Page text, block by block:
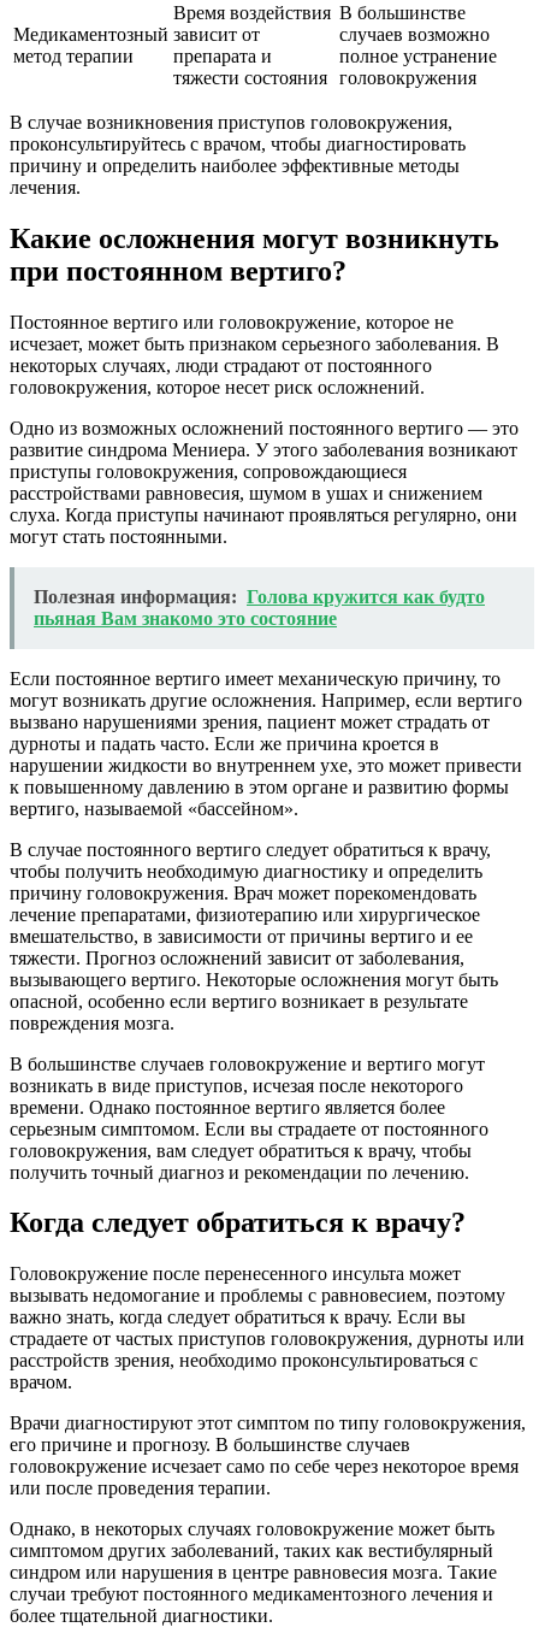
Медикаментозный
метод терапии
Время воздействия
зависит от
препарата и
тяжести состояния
В большинстве
случаев возможно
полное устранение
головокружения
В случае возникновения приступов головокружения,
проконсультируйтесь с врачом, чтобы диагностировать
причину и определить наиболее эффективные методы
лечения.
Какие осложнения могут возникнуть
при постоянном вертиго?
Постоянное вертиго или головокружение, которое не
исчезает, может быть признаком серьезного заболевания. В
некоторых случаях, люди страдают от постоянного
головокружения, которое несет риск осложнений.
Одно из возможных осложнений постоянного вертиго — это
развитие синдрома Мениера. У этого заболевания возникают
приступы головокружения, сопровождающиеся
расстройствами равновесия, шумом в ушах и снижением
слуха. Когда приступы начинают проявляться регулярно, они
могут стать постоянными.
Полезная информация: Голова кружится как будто
пьяная Вам знакомо это состояние
Если постоянное вертиго имеет механическую причину, то
могут возникать другие осложнения. Например, если вертиго
вызвано нарушениями зрения, пациент может страдать от
дурноты и падать часто. Если же причина кроется в
нарушении жидкости во внутреннем ухе, это может привести
к повышенному давлению в этом органе и развитию формы
вертиго, называемой «бассейном».
В случае постоянного вертиго следует обратиться к врачу,
чтобы получить необходимую диагностику и определить
причину головокружения. Врач может порекомендовать
лечение препаратами, физиотерапию или хирургическое
вмешательство, в зависимости от причины вертиго и ее
тяжести. Прогноз осложнений зависит от заболевания,
вызывающего вертиго. Некоторые осложнения могут быть
опасной, особенно если вертиго возникает в результате
повреждения мозга.
В большинстве случаев головокружение и вертиго могут
возникать в виде приступов, исчезая после некоторого
времени. Однако постоянное вертиго является более
серьезным симптомом. Если вы страдаете от постоянного
головокружения, вам следует обратиться к врачу, чтобы
получить точный диагноз и рекомендации по лечению.
Когда следует обратиться к врачу?
Головокружение после перенесенного инсульта может
вызывать недомогание и проблемы с равновесием, поэтому
важно знать, когда следует обратиться к врачу. Если вы
страдаете от частых приступов головокружения, дурноты или
расстройств зрения, необходимо проконсультироваться с
врачом.
Врачи диагностируют этот симптом по типу головокружения,
его причине и прогнозу. В большинстве случаев
головокружение исчезает само по себе через некоторое время
или после проведения терапии.
Однако, в некоторых случаях головокружение может быть
симптомом других заболеваний, таких как вестибулярный
синдром или нарушения в центре равновесия мозга. Такие
случаи требуют постоянного медикаментозного лечения и
более тщательной диагностики.